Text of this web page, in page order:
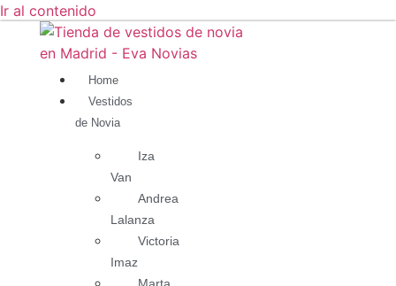
Ir al contenido
Home
Vestidos
de Novia
Iza
Van
Andrea
Lalanza
Victoria
Imaz